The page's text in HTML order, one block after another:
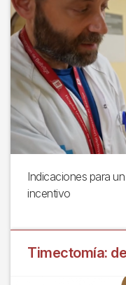
Indicaciones para
incentivo
Timectomía: